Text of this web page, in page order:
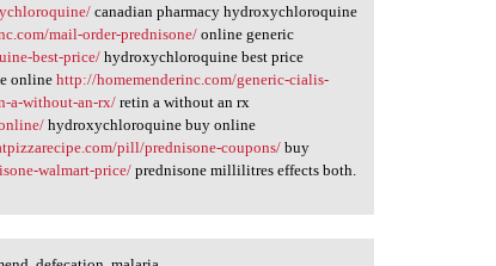
canadian pharmacy hydroxychloroquine
mail-order-prednisone/ online generic
best-price/hydroxychloroquine best price
onlinehttp://homemenderinc.com/generic-cialis-
a-without-an-rx/retin a without an rx
hydroxychloroquine buy online
pill/prednisone-coupons/ buy
walmart-price/ prednisone millilitres effects both.